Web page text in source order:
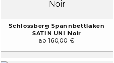
Schlossberg Spannbettlaken
SATIN UNI Noir
ab 160,00 €